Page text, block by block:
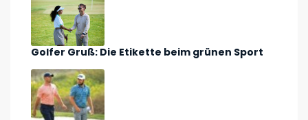
Golfer Gruß: Die Etikette beim grünen Sport